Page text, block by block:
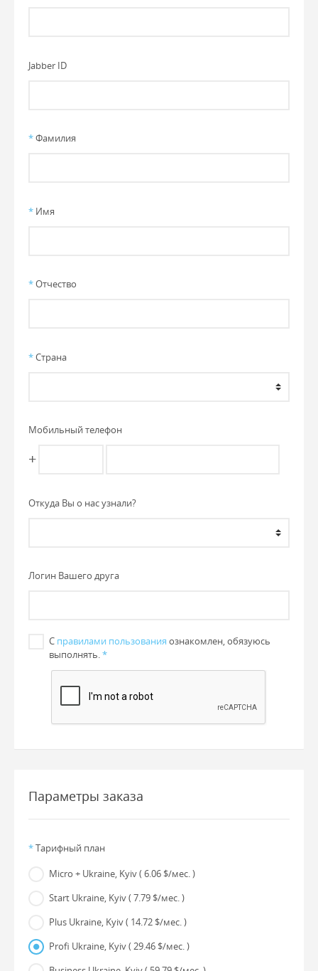
Jabber ID
*Фамилия
* Имя
*Отчество
*Страна
Мобильный телефон
+
Откуда Вы о нас узнали?
Логин Вашего друга
С правилами пользования ознакомлен, обязуюсь
выполнять.*
Параметры заказа
*Тарифный план
Micro + Ukraine, Kyiv( 6.06 $/мес. )
Start Ukraine, Kyiv( 7.79 $/мес. )
Plus Ukraine, Kyiv( 14.72 $/мес. )
Profi Ukraine, Kyiv( 29.46 $/мес. )